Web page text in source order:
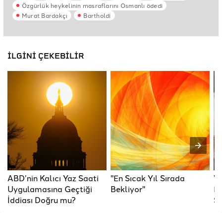
Özgürlük heykelinin masraflarını Osmanlı ödedi
Murat Bardakçı
Bartholdi
İLGİNİ ÇEKEBİLİR
ABD’nin Kalıcı Yaz Saati
Uygulamasına Geçtiği
İddiası Doğru mu?
"En Sıcak Yıl Sırada
Bekliyor"